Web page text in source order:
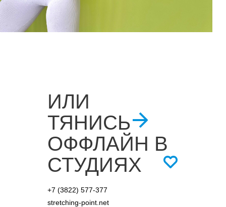
stretching-point.net
+7 (3822) 577-377
ИЛИ
ТЯНИСЬ
ОФФЛАЙН В
СТУДИЯХ